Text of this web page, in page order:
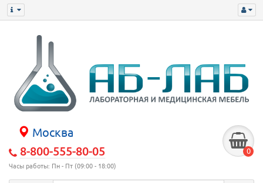
Москва
8-800-555-80-05
Часы работы: Пн - Пт (09:00 - 18:00)
0